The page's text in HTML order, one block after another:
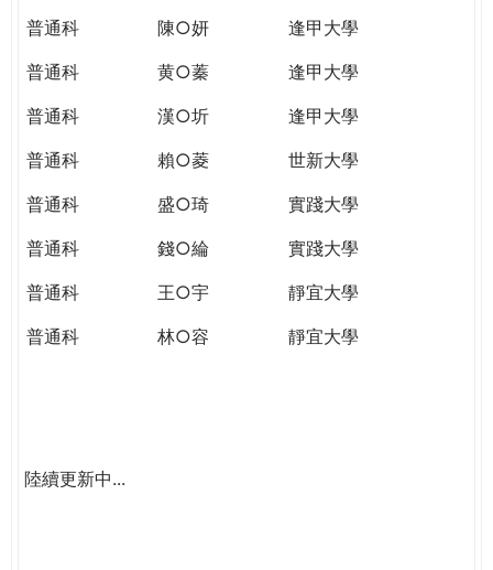
普通科
陳○妍
逢甲大學
普通科
黄○蓁
逢甲大學
普通科
漢○圻
逢甲大學
普通科
賴○菱
世新大學
普通科
盛○琦
實踐大學
普通科
錢○綸
實踐大學
普通科
王○宇
靜宜大學
普通科
林○容 靜宜大學
陸續更新中...